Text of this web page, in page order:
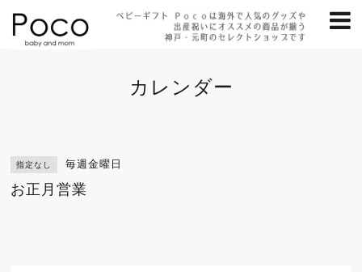
カレンダー
指定なし 毎週金曜日
お正月営業